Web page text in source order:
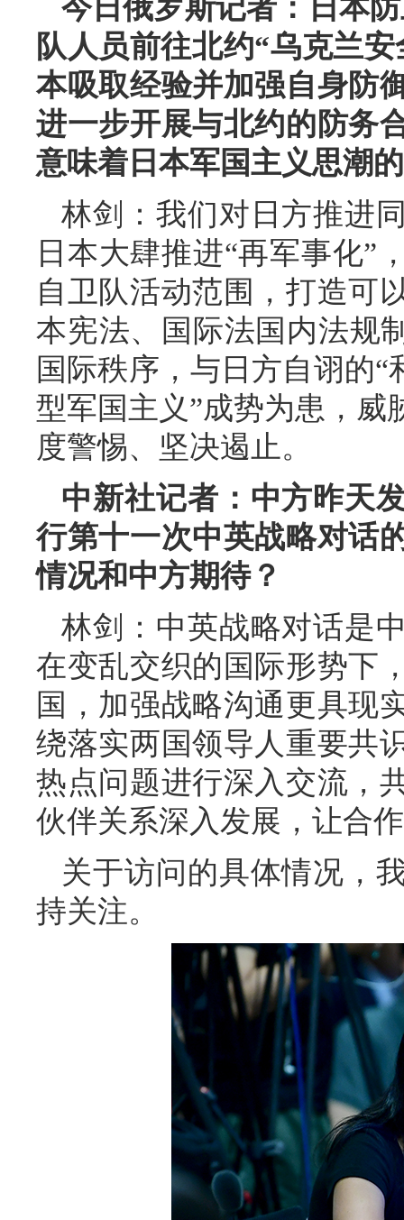
今日俄罗斯记者：日本
队人员前往北约“乌克兰
本吸取经验并加强自身防
进一步开展与北约的防务
意味着日本军国主义思潮
林剑：我们对日方推进
日本大肆推进“再军事化”
自卫队活动范围，打造可
本宪法、国际法国内法规
国际秩序，与日方自诩的
型军国主义”成势为患，威
度警惕、坚决遏止。
中新社记者：中方昨天
行第十一次中英战略对话
情况和中方期待？
林剑：中英战略对话是
在变乱交织的国际形势下
国，加强战略沟通更具现
绕落实两国领导人重要共
热点问题进行深入交流，
伙伴关系深入发展，让合
关于访问的具体情况，
持关注。